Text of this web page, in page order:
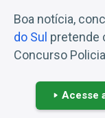
Boa notícia,
do Sul pretende
Concurso
Acesse